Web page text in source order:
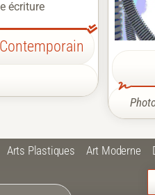
écriture
Arts Plastiques Art Moderne